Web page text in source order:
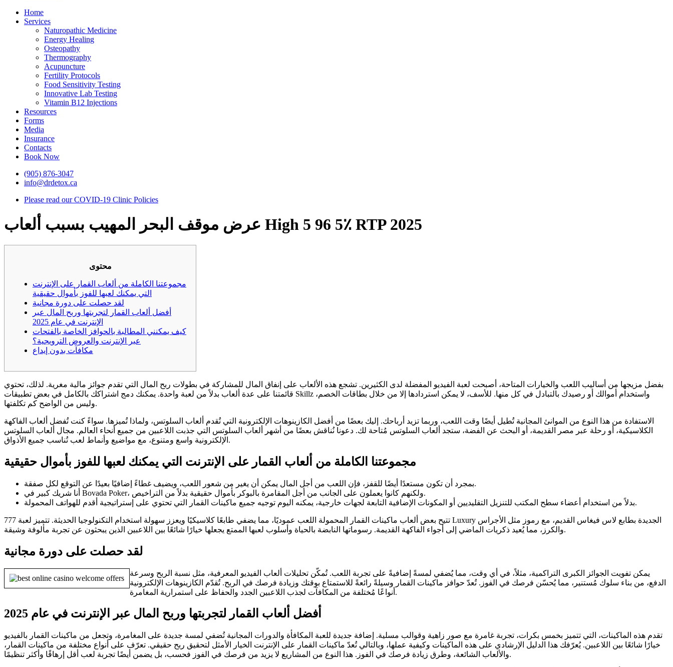
Home
Services
Naturopathic Medicine
Energy Healing
Osteopathy
Thermography
Acupuncture
Fertility Protocols
Food Sensitivity Testing
Innovative Lab Testing
Vitamin B12 Injections
Resources
Forms
Media
Insurance
Contacts
Book Now
(905) 876-3047
info@drdetox.ca
Please read our COVID-19 Clinic Policies
عرض موقف البحر المهيب بسبب ألعاب High 5 96 5٪ RTP 2025
محتوى
مجموعتنا الكاملة من ألعاب القمار على الإنترنت
التي يمكنك لعبها للفوز بأموال حقيقية
لقد حصلت على دورة مجانية
أفضل ألعاب القمار لتجربتها وربح المال عبر
الإنترنت في عام 2025
كيف يمكنني المطالبة بالحوافز الخاصة بالفتحات
عبر الإنترنت والعروض الترويجية؟
مكافآت بدون إيداع
بفضل مزيجها من أساليب اللعب والخيارات المتاحة، أصبحت لعبة الفيديو المفضلة لدى الكثيرين. تشجع هذه الألعاب على إنفاق المال للمشاركة في بطولات ربح المال التي تقدم جوائز مالية مغرية. لذلك، تحتوي
قائمتنا على عدة ألعاب بدلاً من لعبة واحدة. يمكنك دمج اشتراكك بالكامل في بعض تطبيقات Skillz واستخدام أموالك أو رصيدك بالتبادل في كل منها. للأسف، لا يمكن استردادها إلا من خلال بطاقات الخصم،
وليس من الواضح كم تكلفتها.
الاستفادة من هذا النوع من الموانئ المجانية تُطيل أيضًا وقت اللعب، وربما تزيد أرباحك. إليك بعضًا من أفضل الكازينوهات الإلكترونية التي تُقدم ألعاب السلوتس، ولماذا تُميزها. سواءً كنت تُفضل ألعاب الفاكهة
الكلاسيكية، أو رحلة عبر مصر القديمة، أو البحث عن الفضة، ستجد ألعاب السلوتس مُتاحة لك. دعونا نُناقش بعضًا من أشهر ألعاب السلوتس التي جذبت اللاعبين من جميع أنحاء العالم. مجال ألعاب السلوتس
الإلكترونية واسع ومتنوع، مع مواضيع وأنماط لعب تُناسب جميع الأذواق.
مجموعتنا الكاملة من ألعاب القمار على الإنترنت التي يمكنك لعبها للفوز بأموال حقيقية
بمجرد أن تكون مستعدًا أيضًا للقفز، فإن اللعب من أجل المال يمكن أن يغير من شعور اللعب، ويضيف غطاءً إضافيًا بعيدًا عن التوقع لكل صفقة.
أنا شريك كبير في Bovada Poker، ولكنهم كانوا يعملون على الجانب من أجل المقامرة بالبوكر بأموال حقيقية بدلاً من التراخيص.
بدلاً من استخدام أعضاء سطح المكتب للتنزيل التقليديين أو المكونات الإضافية التابعة لجهات خارجية، يمكنه اليوم توجيه جميع ماكينات القمار التي تحتوي على إستراتيجية أقدم للهواتف المحمولة.
تتيح بعض ألعاب ماكينات القمار المحمولة اللعب عموديًا، مما يضفي طابعًا كلاسيكيًا ويعزز سهولة استخدام التكنولوجيا الحديثة. تتميز لعبة 777 Luxury الجديدة بطابع لاس فيغاس القديم، مع رموز مثل الأجراس
والكرز، مما يُعيد ذكريات الماضي إلى أجواء الفاكهة القديمة. رسوماتها النابضة بالحياة وأسلوب لعبها الممتع يجعلها خيارًا شائعًا بين اللاعبين الذين يبحثون عن تجربة مألوفة وشيقة.
لقد حصلت على دورة مجانية
يمكن تفويت الجوائز الكبرى التراكمية، مثلاً، في أي وقت، مما يُضفي لمسةً إضافيةً على تجربة اللعب. تُمكّن تحليلات ألعاب الفيديو المعرفية، مثل نسبة الربح وسرعة
الدفع، من بناء سلوك مُستنير، مما يُحسّن فرصك في الفوز. تُعدّ حوافز ماكينات القمار وسيلةً رائعةً للاستمتاع بوقتك وزيادة فرصك في الربح. تُقدّم الكازينوهات الإلكترونية
أنواعًا مُختلفة من المكافآت لجذب اللاعبين الجدد والحفاظ على استمرارية المغامرة.
أفضل ألعاب القمار لتجربتها وربح المال عبر الإنترنت في عام 2025
تقدم هذه الماكينات، التي تتميز بخمس بكرات، تجربة غامرة مع صور زاهية وقوالب مسلية. إضافة جديدة للعبة المكافأة والدورات المجانية تُضفي لمسة جديدة على المغامرة، وتجعل من ماكينات القمار بالفيديو
خيارًا شائعًا بين اللاعبين. يُعرّفك هذا الدليل الإرشادي على هذه الماكينات وكيفية عملها، وبالتالي تُعدّ ماكينات القمار على الإنترنت الخيار الأمثل لتحقيق ربح حقيقي. تعرّف على أنواع مختلفة من ماكينات القمار،
والألعاب الشائعة، وطرق زيادة فرصك في الفوز. هذا النوع من المشاريع لا يزيد من فرصك في الفوز فحسب، بل يضمن أيضًا تجربة لعب أقل إرهاقًا وأكثر تنظيمًا.